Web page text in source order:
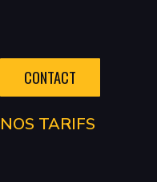
CONTACT
NOS TARIFS